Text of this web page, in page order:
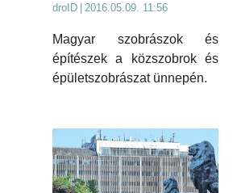
droID 2016.05.09. 11:56
Magyar szobrászok és
építészek a közszobrok és
épületszobrászat ünnepén.